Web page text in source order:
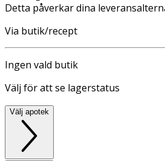
Detta påverkar dina
Via butik/recept
Ingen vald butik
Välj för att se lagerstatus
Välj apotek